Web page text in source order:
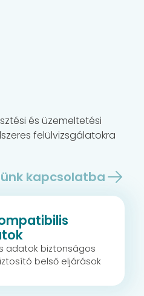
és üzemeltetési
felülvizsgálatokra
kapcsolatba
adatok biztonságos
belső eljárások